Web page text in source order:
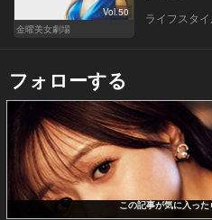
Vol.50
金曜美女劇場
ライフスタ
フォローする
この記事が気に入っ